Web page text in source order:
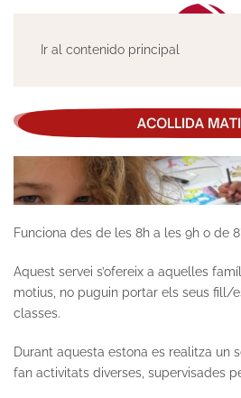
Ir al contenido principal
Funciona des de les 8h a les 9h o de
Aquest servei s’ofereix a aquelles
motius, no puguin portar els seus fill/
classes.
Durant aquesta estona es realitza un
fan activitats diverses, supervisades